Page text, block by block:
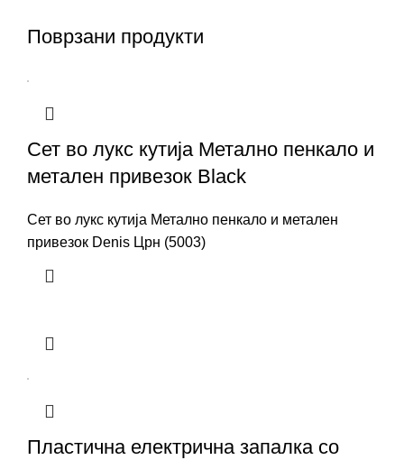
Поврзани продукти
Сет во лукс кутија Метално пенкало и
метален привезок Black
Сет во лукс кутија Метално пенкало и метален
привезок Denis Црн (5003)
Пластична електрична запалка со